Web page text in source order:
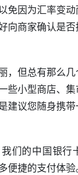
免因为汇率变动
向商家确认是
，但总有那么
些小型商店、集
建议您随身携
们的中国银行
便捷的支付体